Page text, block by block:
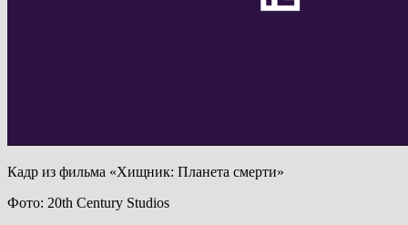
Кадр из фильма «Хищник: Планета смерти»
Фото: 20th Century Studios